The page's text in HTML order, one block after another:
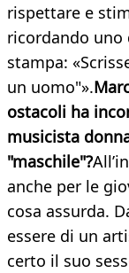
rispettare e
ricordando
stampa:
un uomo"».
ostacoli ha
musicista
"maschile"?
anche per le
cosa assurda.
essere di un
certo il suo